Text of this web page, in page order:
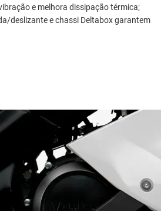
e melhora dissipação térmica;
deslizante e chassi Deltabox garantem